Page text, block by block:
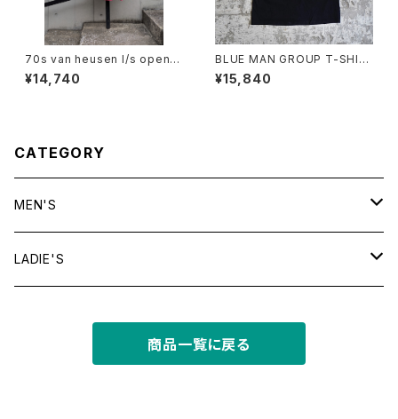
70s van heusen l/s open c
ollar shirt
¥14,740
BLUE MAN GROUP T-SHIR
T
¥15,840
CATEGORY
MEN'S
tops
LADIE'S
商品一覧に戻る